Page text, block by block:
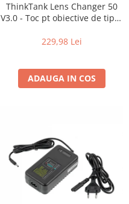
ThinkTank Lens Changer 50
V3.0 - Toc pt obiective de tipul
229,98 Lei
ADAUGA IN COS